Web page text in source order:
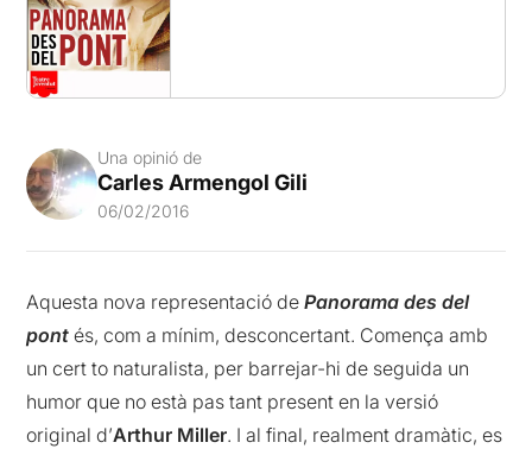
Una opinió de
Carles Armengol Gili
06/02/2016
Aquesta nova representació dePanorama des del
pont és, com a mínim, desconcertant. Comença amb
un cert to naturalista, per barrejar-hi de seguida un
humor que no està pas tant present en la versió
original d’Arthur Miller. I al final, realment dramàtic, es